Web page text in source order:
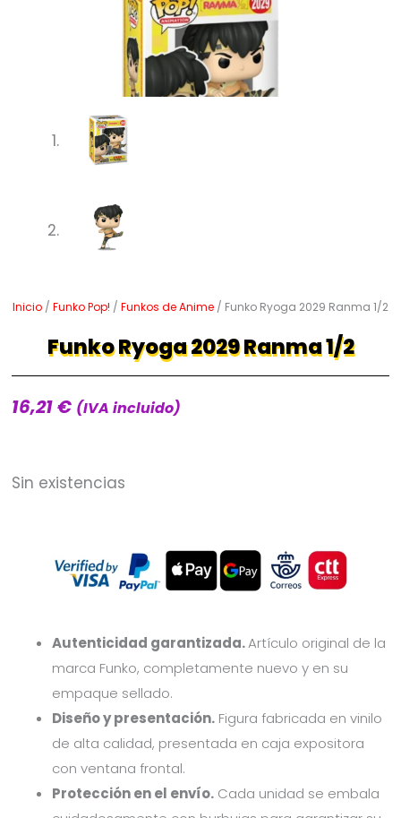
Inicio / Funko Pop! / Funkos de Anime / Funko Ryoga 2029 Ranma 1/2
Funko Ryoga 2029 Ranma 1/2
16,21€ (IVA incluido)
Sin existencias
Autenticidad garantizada.Artículo original de la
marca Funko, completamente nuevo y en su
empaque sellado.
Diseño y presentación. Figura fabricada en vinilo
de alta calidad, presentada en caja expositora
con ventana frontal.
Protección en el envío. Cada unidad se embala